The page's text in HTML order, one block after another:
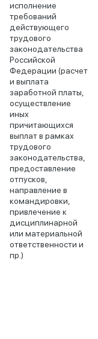
исполнение
требований
действующего
трудового
законодательства
Российской
Федерации (расчет
и выплата
заработной платы,
осуществление
иных
причитающихся
выплат в рамках
трудового
законодательства,
предоставление
отпусков,
направление в
командировки,
привлечение к
дисциплинарной
или материальной
ответственности и
пр.)